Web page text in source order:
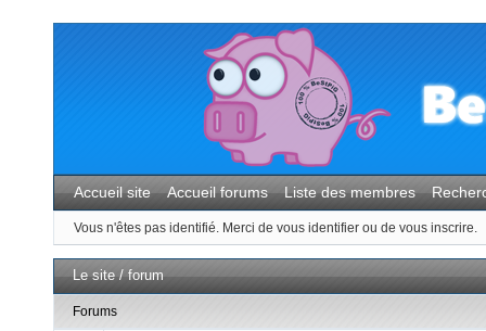
Accueil site Accueil forums Liste des membres
Vous n'êtes pas identifié. Merci de vous identifier ou de vous inscrire.
Le site / forum
Forums